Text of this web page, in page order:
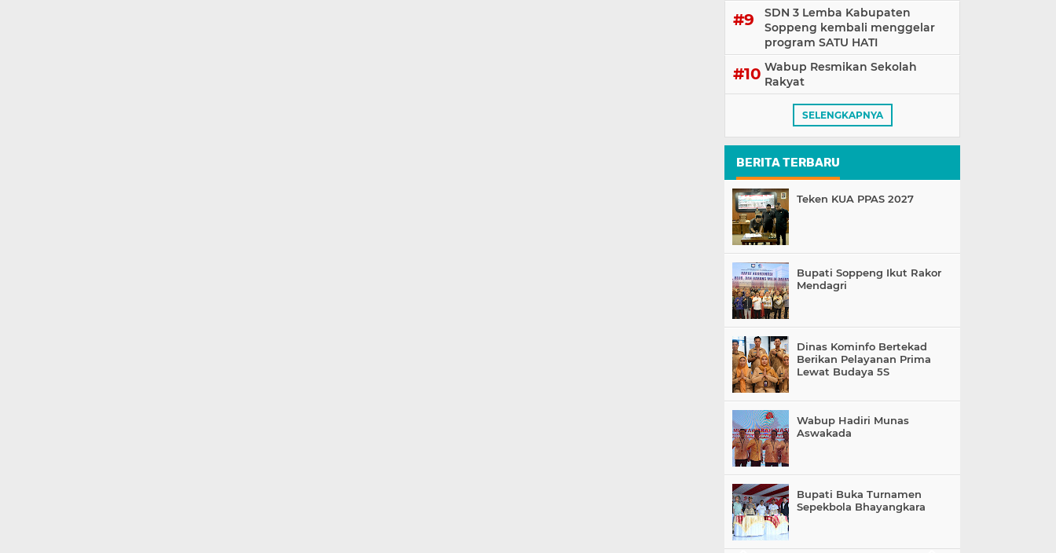
SDN 3 Lemba Kabupaten
Soppeng kembali menggelar
program SATU HATI
Wabup Resmikan Sekolah
Rakyat
SELENGKAPNYA
BERITA TERBARU
Teken KUA PPAS 2027
Bupati Soppeng Ikut Rakor
Mendagri
Dinas Kominfo Bertekad
Berikan Pelayanan Prima
Lewat Budaya 5S
Wabup Hadiri Munas
Aswakada
Bupati Buka Turnamen
Sepekbola Bhayangkara